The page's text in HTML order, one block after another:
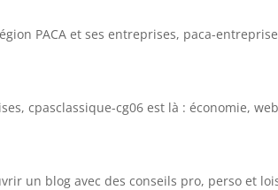
PACA et ses entreprises, paca-
cpasclassique-cg06 est là : économie,
un blog avec des conseils pro, perso et